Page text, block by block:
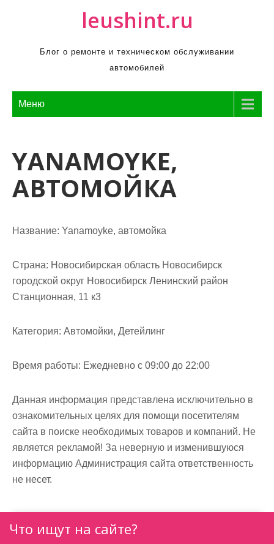
leushint.ru
Блог о ремонте и техническом обслуживании
автомобилей
Меню
YANAMOYKE,
АВТОМОЙКА
Название: Yanamoyke, автомойка
Страна: Новосибирская область Новосибирск
городской округ Новосибирск Ленинский район
Станционная, 11 к3
Категория: Автомойки, Детейлинг
Время работы: Ежедневно с 09:00 до 22:00
Данная информация представлена исключительно в
ознакомительных целях для помощи посетителям
сайта в поиске необходимых товаров и компаний. Не
является рекламой! За неверную и изменившуюся
информацию Администрация сайта ответственность
не несет.
Что ищут на сайте?